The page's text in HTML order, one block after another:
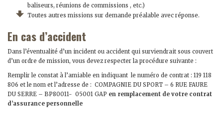
baliseurs, réunions de commissions , etc.)
Toutes autres missions sur demande préalable avec réponse.
En cas d’accident
Dans l’éventualité d’un incident ou accident qui surviendrait sous couvert
d’un ordre de mission, vous devez respecter la procédure suivante :
Remplir le constat à l’amiable en indiquant le numéro de contrat : 119 118
806 et le nom et l’adresse de : COMPAGNIE DU SPORT – 6 RUE FAURE
DU SERRE – BP80011- 05001 GAP en remplacement de votre contrat
d’assurance personnelle